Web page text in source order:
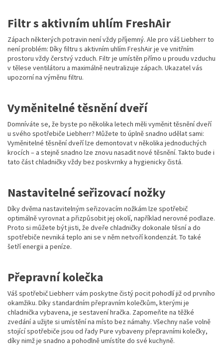
Filtr s aktivním uhlím FreshAir
Zápach některých potravin není vždy příjemný. Ale pro váš Liebherr to
není problém: Díky filtru s aktivním uhlím FreshAir je ve vnitřním
prostoru vždy čerstvý vzduch. Filtr je umístěn přímo u proudu vzduchu
v tělese ventilátoru a maximálně neutralizuje zápach. Ukazatel vás
upozorní na výměnu filtru.
Vyměnitelné těsnění dveří
Domníváte se, že byste po několika letech měli vyměnit těsnění dveří
u svého spotřebiče Liebherr? Můžete to úplně snadno udělat sami:
Vyměnitelné těsnění dveří lze demontovat v několika jednoduchých
krocích – a stejně snadno lze znovu nasadit nové těsnění. Takto bude i
tato část chladničky vždy bez poskvrnky a hygienicky čistá.
Nastavitelné seřizovací nožky
Díky dvěma nastavitelným seřizovacím nožkám lze spotřebič
optimálně vyrovnat a přizpůsobit jej okolí, například nerovné podlaze.
Proto si můžete být jisti, že dveře chladničky dokonale těsní a do
spotřebiče nevniká teplo ani se v něm netvoří kondenzát. To také
šetří energii a peníze.
Přepravní kolečka
Váš spotřebič Liebherr vám poskytne čistý pocit pohodlí již od prvního
okamžiku. Díky standardním přepravním kolečkům, kterými je
chladnička vybavena, je sestavení hračka. Zapomeňte na těžké
zvedání a užijte si umístění na místo bez námahy. Všechny naše volně
stojící spotřebiče jsou od řady Pure vybaveny přepravními kolečky,
díky nimž je snadno a pohodlně umístíte do své kuchyně.